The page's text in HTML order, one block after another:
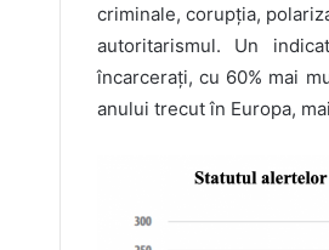
criminale, corupția,
autoritarismul. Un
încarcerați, cu 60% mai
anului trecut în Europa,